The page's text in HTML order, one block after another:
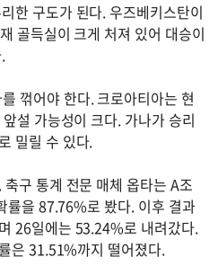
한 구도가 된다. 우즈베키스탄이
골득실이 크게 처져 있어 대승이
꺾어야 한다. 크로아티아는 현
설 가능성이 크다. 가나가 승리
밀릴 수 있다.
구 통계 전문 매체 옵타는 A조
률을 87.76%로 봤다. 이후 결과
26일에는 53.24%로 내려갔다.
은 31.51%까지 떨어졌다.